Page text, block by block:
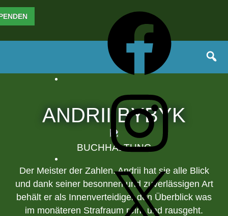
Zum
Inhalt
X
ANDRII BYBYK
BUCHHALTUNG
Der Meister der Zahlen. Andrii hat sie alle Blick
und dank seiner besonnen und zuverlässigen Art
behält er als Innenverteidiger den Überblick was
im monäteren Strafraum rein- und rausgeht.